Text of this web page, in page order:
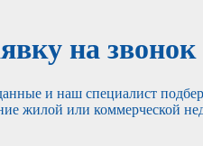
на звонок
и наш специалист
жилой или коммерческой